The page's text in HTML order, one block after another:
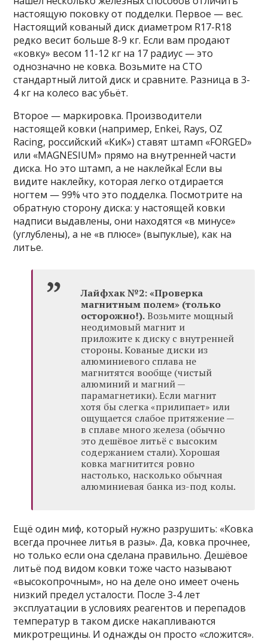
настоящую поковку от подделки. Первое — вес.
Настоящий кованый диск диаметром R17-R18
редко весит больше 8-9 кг. Если вам продают
«ковку» весом 11-12 кг на 17 радиус — это
однозначно не ковка. Возьмите на СТО
стандартный литой диск и сравните. Разница в 3-
4 кг на колесо вас убьёт.
Второе — маркировка. Производители
настоящей ковки (например, Enkei, Rays, OZ
Racing, российский «КиК») ставят штамп «FORGED»
или «MAGNESIUM» прямо на внутренней части
диска. Но это штамп, а не наклейка! Если вы
видите наклейку, которая легко отдирается
ногтем — 99% что это подделка. Посмотрите на
обратную сторону диска: у настоящей ковки
надписи выдавлены, они находятся «в минусе»
(углублены), а не «в плюсе» (выпуклые), как на
литье.
Лайфхак №2: «Проверка
магнитным полем» (только
осторожно!).Возьмите мощный
неодимовый магнит и
приложите к диску с внутренней
стороны. Кованые диски из
алюминиевого сплава не
магнитятся вообще (чистый
алюминий и магний —
парамагнетики). Если магнит
хотя бы слегка «прилипает» или
ощущается слабое притяжение —
в сплаве много железа (обычно
это дешёвое литьё с высоким
содержанием стали). Хорошая
ковка магнитится ровно
настолько, насколько обычная
алюминиевая банка из-под колы.
Ещё один миф, который нужно разрушить: «Ковка
всегда прочнее литья в разы». Да, ковка прочнее,
но только если она сделана правильно. Дешёвое
литьё под видом ковки тоже часто называют
«высокопрочным», но на деле оно имеет очень
низкий предел усталости. После 3-4 лет
эксплуатации в условиях реагентов и перепадов
температур в таком диске накапливаются
микротрещины. И однажды он просто «сложится».